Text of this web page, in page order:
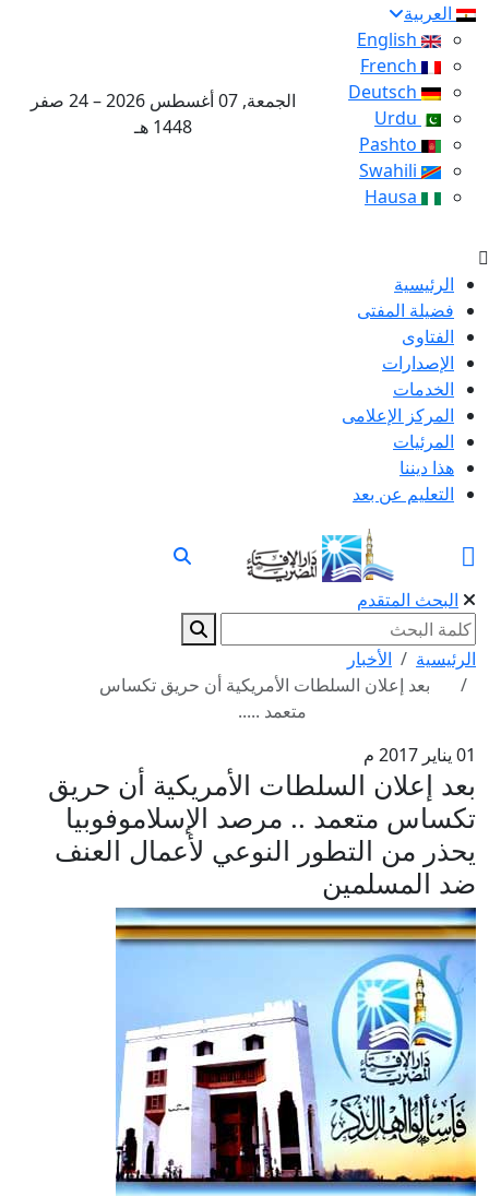
العربية
الجمعة, 07 أغسطس 2026 – 24 صفر
1448 هـ
الرئيسية
فضيلة المفتى
الفتاوى
الإصدارات
الخدمات
المركز الإعلامى
المرئيات
هذا ديننا
التعليم عن بعد
البحث المتقدم
الرئيسية
الأخبار
بعد إعلان السلطات الأمريكية أن حريق تكساس
متعمد .....
01 يناير 2017 م
بعد إعلان السلطات الأمريكية أن حريق
تكساس متعمد .. مرصد الإسلاموفوبيا
يحذر من التطور النوعي لأعمال العنف
ضد المسلمين